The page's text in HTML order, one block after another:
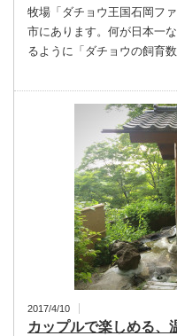
牧場「ダチョウ王国石岡フ
市にあります。何が日本一
るように「ダチョウの飼育
2017/4/10
カップルで楽しめる、